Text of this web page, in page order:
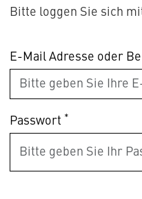
Bitte loggen Sie sich
E-Mail Adresse oder
Passwort *